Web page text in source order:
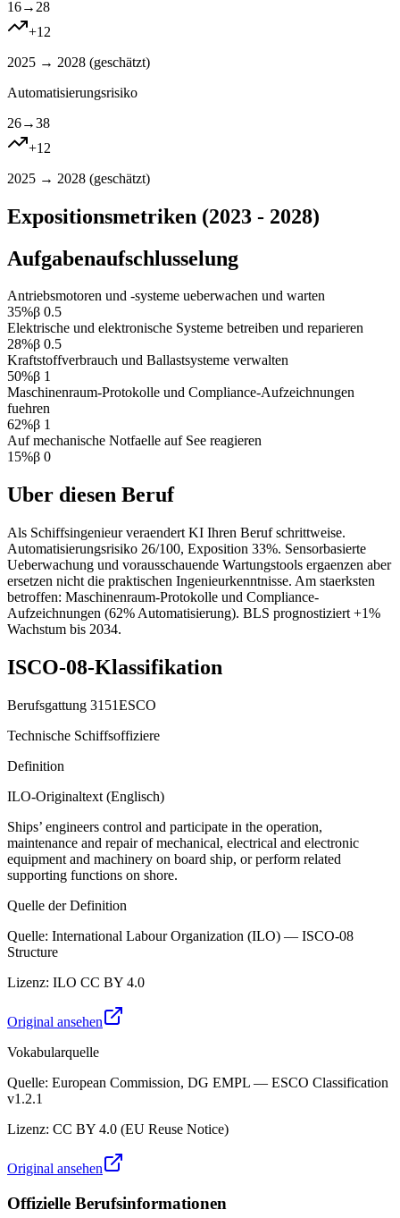
16→ 28
+12
2025 → 2028 (geschätzt)
Automatisierungsrisiko
26→38
+12
2025 → 2028 (geschätzt)
Expositionsmetriken (2023 - 2028)
Aufgabenaufschlusselung
Antriebsmotoren und -systeme ueberwachen und warten
35%β 0.5
Elektrische und elektronische Systeme betreiben und reparieren
28%β 0.5
Kraftstoffverbrauch und Ballastsysteme verwalten
50%β 1
Maschinenraum-Protokolle und Compliance-Aufzeichnungen
fuehren
62%β 1
Auf mechanische Notfaelle auf See reagieren
15%β 0
Uber diesen Beruf
Als Schiffsingenieur veraendert KI Ihren Beruf schrittweise.
Automatisierungsrisiko 26/100, Exposition 33%. Sensorbasierte
Ueberwachung und vorausschauende Wartungstools ergaenzen aber
ersetzen nicht die praktischen Ingenieurkenntnisse. Am staerksten
betroffen: Maschinenraum-Protokolle und Compliance-
Aufzeichnungen (62% Automatisierung). BLS prognostiziert +1%
Wachstum bis 2034.
ISCO-08-Klassifikation
Berufsgattung 3151ESCO
Technische Schiffsoffiziere
Definition
ILO-Originaltext (Englisch)
Ships’ engineers control and participate in the operation,
maintenance and repair of mechanical, electrical and electronic
equipment and machinery on board ship, or perform related
supporting functions on shore.
Quelle der Definition
Quelle: International Labour Organization (ILO) — ISCO-08
Structure
Lizenz: ILO CC BY 4.0
Original ansehen
Vokabularquelle
Quelle: European Commission, DG EMPL — ESCO Classification
v1.2.1
Lizenz: CC BY 4.0 (EU Reuse Notice)
Original ansehen
Offizielle Berufsinformationen